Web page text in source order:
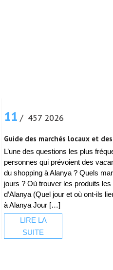
11 / 457 2026
Guide des marchés locaux et
L’une des questions les plus
personnes qui prévoient des
du shopping à Alanya ? Quels
jours ? Où trouver les produits
d’Alanya (Quel jour et où ont-ils
à Alanya Jour […]
LIRE LA
SUITE